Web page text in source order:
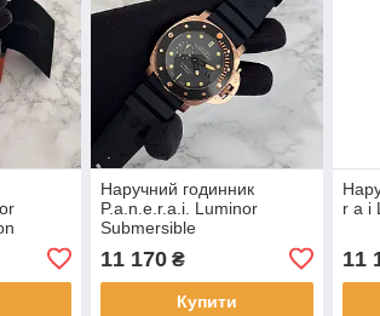
Наручний годинник
P.a.n.e.r.a.i. Luminor
Submersible
11 170₴
Купити
r a i
11